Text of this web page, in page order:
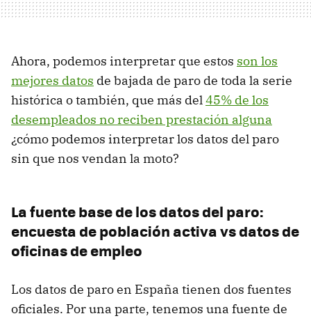
Ahora, podemos interpretar que estos son los
mejores datos de bajada de paro de toda la serie
histórica o también, que más del45% de los
desempleados no reciben prestación alguna
¿cómo podemos interpretar los datos del paro
sin que nos vendan la moto?
La fuente base de los datos del paro:
encuesta de población activa vs datos de
oficinas de empleo
Los datos de paro en España tienen dos fuentes
oficiales. Por una parte, tenemos una fuente de